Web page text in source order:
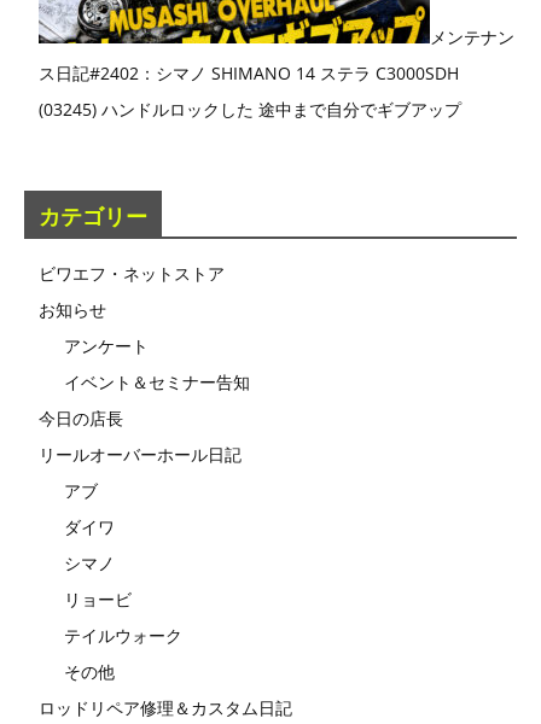
メンテナン
ス日記#2402：シマノ SHIMANO 14 ステラ C3000SDH
(03245) ハンドルロックした 途中まで自分でギブアップ
カテゴリー
ビワエフ・ネットストア
お知らせ
アンケート
イベント＆セミナー告知
今日の店長
リールオーバーホール日記
アブ
ダイワ
シマノ
リョービ
テイルウォーク
その他
ロッドリペア修理＆カスタム日記